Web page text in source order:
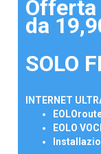
Offerta
da
SOLO
INTERNET
EOLO